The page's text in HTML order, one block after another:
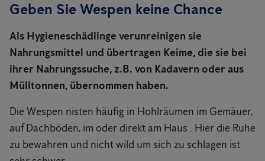
Geben Sie Wespen keine Chance
Als Hygieneschädlinge verunreinigen sie
Nahrungsmittel und übertragen Keime, die sie bei
ihrer Nahrungssuche, z.B. von Kadavern oder aus
Mülltonnen, übernommen haben.
Die Wespen nisten häufig in Hohlräumen im Gemäuer,
auf Dachböden, im oder direkt am Haus . Hier die Ruhe
zu bewahren und nicht wild um sich zu schlagen ist